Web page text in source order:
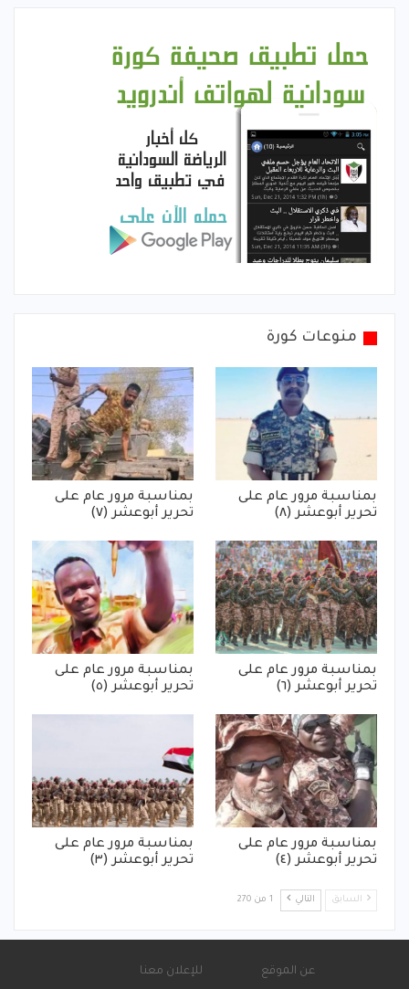
منوعات كورة
بمناسبة مرور عام على
تحرير أبوعشر (٨)
بمناسبة مرور عام على
تحرير أبوعشر (٧)
بمناسبة مرور عام على
تحرير أبوعشر (٦)
بمناسبة مرور عام على
تحرير أبوعشر (٥)
بمناسبة مرور عام على
تحرير أبوعشر (٤)
بمناسبة مرور عام على
تحرير أبوعشر (٣)
السابق التالي 1 من 270
عن الموقع للإعلان معنا